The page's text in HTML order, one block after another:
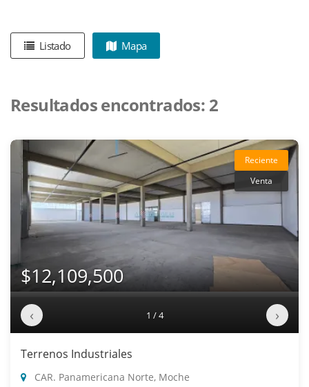
Listado Mapa
Resultados encontrados: 2
Reciente
Venta
$12,109,500
‹ 1 / 4 ›
Terrenos Industriales
CAR. Panamericana Norte, Moche